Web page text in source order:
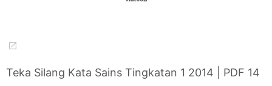
Teka Silang Kata Sains Tingkatan 1 2014 | PDF 14